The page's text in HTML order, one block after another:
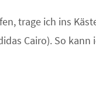
trage ich ins
Cairo). So